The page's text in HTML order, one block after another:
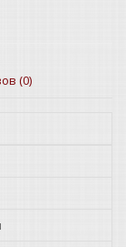
(0)